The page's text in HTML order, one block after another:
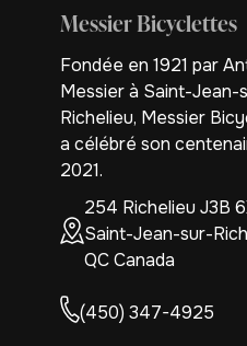
Messier Bicyclettes
Fondée en 1921 par
Messier à Saint-Jean-
Richelieu, Messier
a célébré son
2021.
254 Richelieu J3B
Saint-Jean-sur-
QC Canada
(450) 347-4925